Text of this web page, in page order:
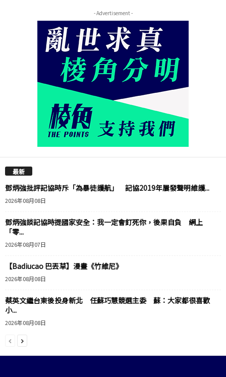
- Advertisement -
最新
鄧炳強批評記協時斥「為暴徒護航」 記協2019年屢發聲明維護...
2026年08月08日
鄧炳強談記協時提國家安全：我一定會釘死你，後果自負 網上
「零...
2026年08月07日
【Badiucao 巴丟草】漫畫《竹維尼》
2026年08月08日
蔡英文繼台東後投身新北 任蘇巧慧競選主委 蘇：大家都很喜歡
小...
2026年08月08日